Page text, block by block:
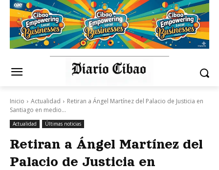
Inicio Actualidad
Retiran a Ángel Martínez del Palacio de Justicia en
Santiago en medio...
Actualidad Últimas noticias
Retiran a Ángel Martínez del
Palacio de Justicia en